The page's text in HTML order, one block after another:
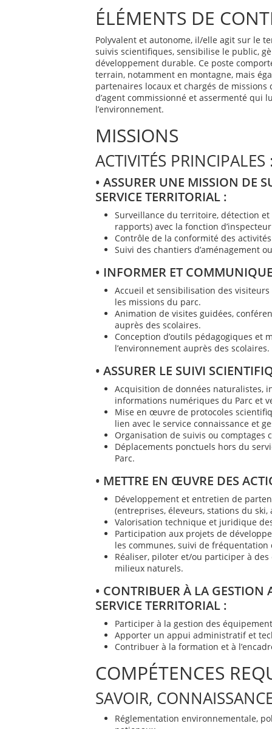
ÉLÉMENTS DE
Polyvalent et autonome, il/elle agit sur le
suivis scientifiques, sensibilise le public,
développement durable. Ce poste
terrain, notamment en montagne, mais
partenaires locaux et chargés de
d’agent commissionné et assermenté qui
l’environnement.
MISSIONS
ACTIVITÉS PRINCIPALES
• ASSURER UNE MISSION DE
SERVICE TERRITORIAL :
Surveillance du territoire, détection
rapports) avec la fonction
Contrôle de la conformité des
Suivi des chantiers d’aménagement
• INFORMER ET
Accueil et sensibilisation des
les missions du parc.
Animation de visites guidées,
auprès des scolaires.
Conception d’outils pédagogiques et
l’environnement auprès des scolaires.
• ASSURER LE SUIVI
Acquisition de données naturalistes,
informations numériques du Parc et
Mise en œuvre de protocoles
lien avec le service connaissance et
Organisation de suivis ou comptages
Déplacements ponctuels hors du
Parc.
• METTRE EN ŒUVRE DES
Développement et entretien de
(entreprises, éleveurs, stations du ski,
Valorisation technique et juridique
Participation aux projets de
les communes, suivi de
Réaliser, piloter et/ou participer à
milieux naturels.
• CONTRIBUER À LA
SERVICE TERRITORIAL :
Participer à la gestion des
Apporter un appui administratif et
Contribuer à la formation et à
COMPÉTENCES
SAVOIR,
Réglementation environnementale,